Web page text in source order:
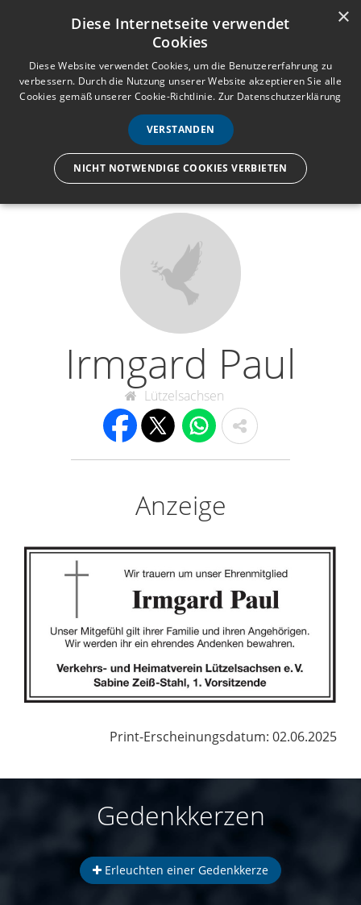
Anmelden Registrieren
e
n
ü
Wir lassen nur die Hand los,
Irmgard Paul
Lützelsachsen
Anzeige
Print-Erscheinungsdatum: 02.06.2025
Gedenkkerzen
Erleuchten einer Gedenkkerze
×
Diese Internetseite verwendet
Cookies
Diese Website verwendet Cookies, um die Benutzererfahrung zu
verbessern. Durch die Nutzung unserer Website akzeptieren Sie alle
Cookies gemäß unserer Cookie-Richtlinie. Zur Datenschutzerklärung
VERSTANDEN
NICHT NOTWENDIGE COOKIES VERBIETEN